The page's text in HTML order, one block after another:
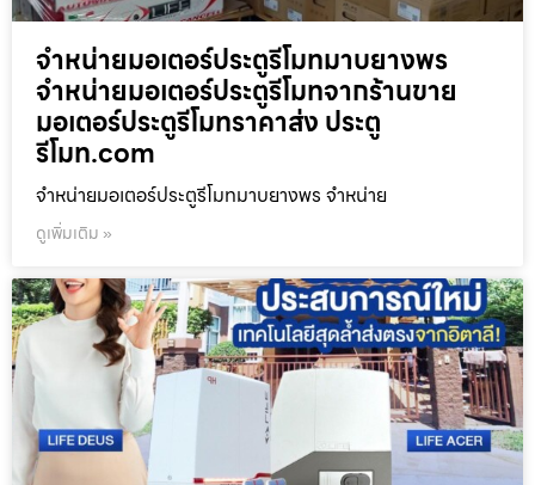
จำหน่ายมอเตอร์ประตูรีโมทมาบยางพร
จำหน่ายมอเตอร์ประตูรีโมทจากร้านขาย
มอเตอร์ประตูรีโมทราคาส่ง ประตู
รีโมท.com
จำหน่ายมอเตอร์ประตูรีโมทมาบยางพร จำหน่าย
ดูเพิ่มเติม »